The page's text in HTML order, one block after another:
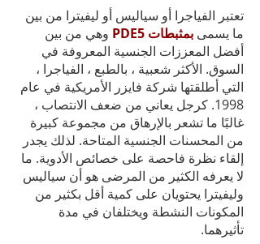
تعتبر الفياجرا أو سياليس أو ليفيترا من بين
ما يسمى بمثبطات PDE5
وهي من بين
أفضل المعززات الجنسية المعروفة في
السوق. الأكثر شعبية ، بالطبع ، الفياجرا ،
التي أطلقتها شركة فايزر الأمريكية في عام
1998. كرجل يعاني من ضعف الانتصاب ،
غالبًا ما تشعر بالإرهاق من مجموعة كبيرة
من المحسنات الجنسية المتاحة. لذلك يجدر
إلقاء نظرة فاحصة على خصائص الأدوية. ما
لا يعرفه الكثير من المرضى هو أن سياليس
وليفيترا يحتويان على كمية أقل بكثير من
المكونات النشطة ويختلفان في مدة
تأثيرهما.